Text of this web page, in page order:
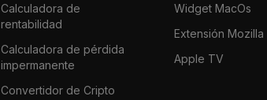
Calculadora de
rentabilidad
Calculadora de pérdida
impermanente
Convertidor de Cripto
Widget MacOs
Extensión Mozilla
Apple TV